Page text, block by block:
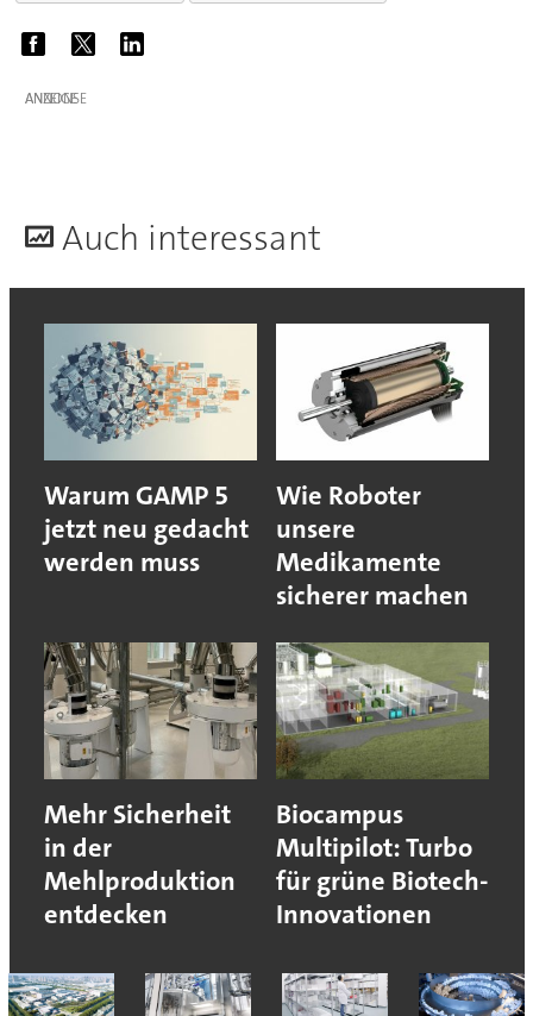
ANZEIGE
Auch interessant
Warum GAMP 5
jetzt neu gedacht
werden muss
Wie Roboter
unsere
Medikamente
sicherer machen
Mehr Sicherheit
in der
Mehlproduktion
entdecken
Biocampus
Multipilot: Turbo
für grüne Biotech-
Innovationen